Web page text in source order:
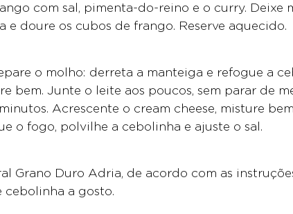
com sal, pimenta-do-reino e o curry. Deixe
e doure os cubos de frango. Reserve aquecido.
o molho: derreta a manteiga e refogue a
bem. Junte o leite aos poucos, sem parar de
Acrescente o cream cheese, misture
o fogo, polvilhe a cebolinha e ajuste o sal.
Grano Duro Adria, de acordo com as
cebolinha a gosto.